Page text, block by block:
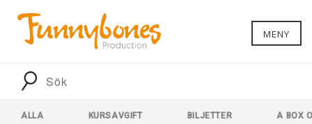
MENY
ALLA KURSAVGIFT BILJETTER A BOX